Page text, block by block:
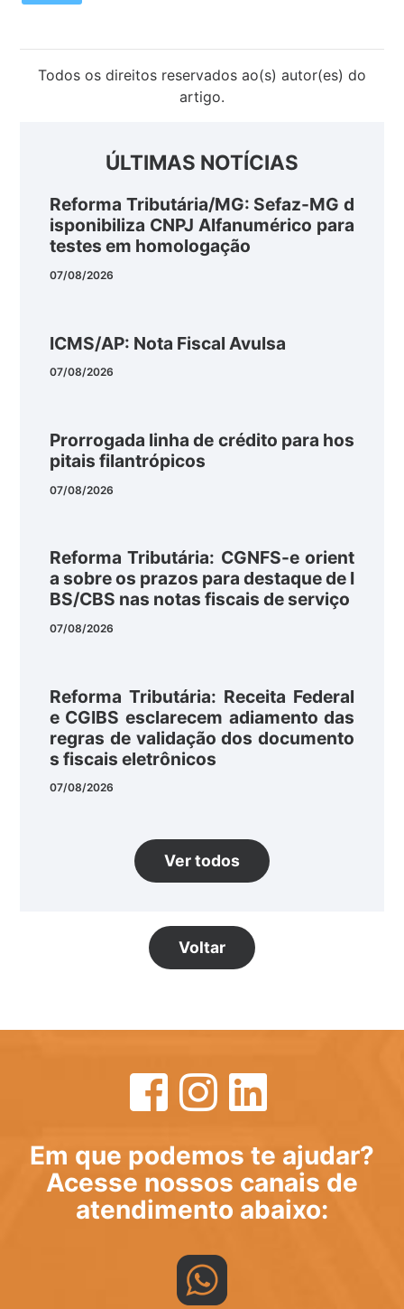
Todos os direitos reservados ao(s) autor(es) do
artigo.
ÚLTIMAS NOTÍCIAS
Reforma Tributária/MG: Sefaz-MG d
isponibiliza CNPJ Alfanumérico para
testes em homologação
07/08/2026
ICMS/AP: Nota Fiscal Avulsa
07/08/2026
Prorrogada linha de crédito para hos
pitais filantrópicos
07/08/2026
Reforma Tributária: CGNFS-e orient
a sobre os prazos para destaque de I
BS/CBS nas notas fiscais de serviço
07/08/2026
Reforma Tributária: Receita Federal
e CGIBS esclarecem adiamento das
regras de validação dos documento
s fiscais eletrônicos
07/08/2026
Ver todos
Voltar
Em que podemos te ajudar?
Acesse nossos canais de
atendimento abaixo: